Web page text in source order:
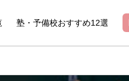
塾・予備校おすすめ12選